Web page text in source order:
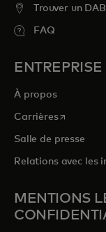
Trouver un DAB
FAQ
ENTREPRISE
À propos
Carrièress’ouvre
Salle de presse
Relations avec les
MENTIONS